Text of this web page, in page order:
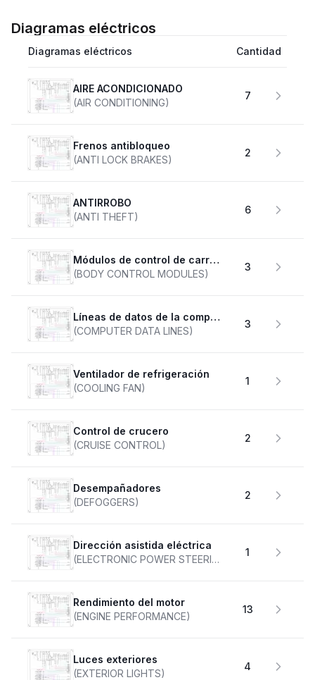
Diagramas eléctricos
Diagramas eléctricos Cantidad
AIRE ACONDICIONADO
(AIR CONDITIONING)
7
Frenos antibloqueo
(ANTI LOCK BRAKES)
2
ANTIRROBO
(ANTI THEFT)
6
Módulos de control de carrocería
(BODY CONTROL MODULES)
3
Líneas de datos de la computadora
(COMPUTER DATA LINES)
3
Ventilador de refrigeración
(COOLING FAN)
1
Control de crucero
(CRUISE CONTROL)
2
desempañadores
(DEFOGGERS)
2
Dirección asistida eléctrica
(ELECTRONIC POWER STEERING)
1
Rendimiento del motor
(ENGINE PERFORMANCE)
13
Luces exteriores
(EXTERIOR LIGHTS)
4